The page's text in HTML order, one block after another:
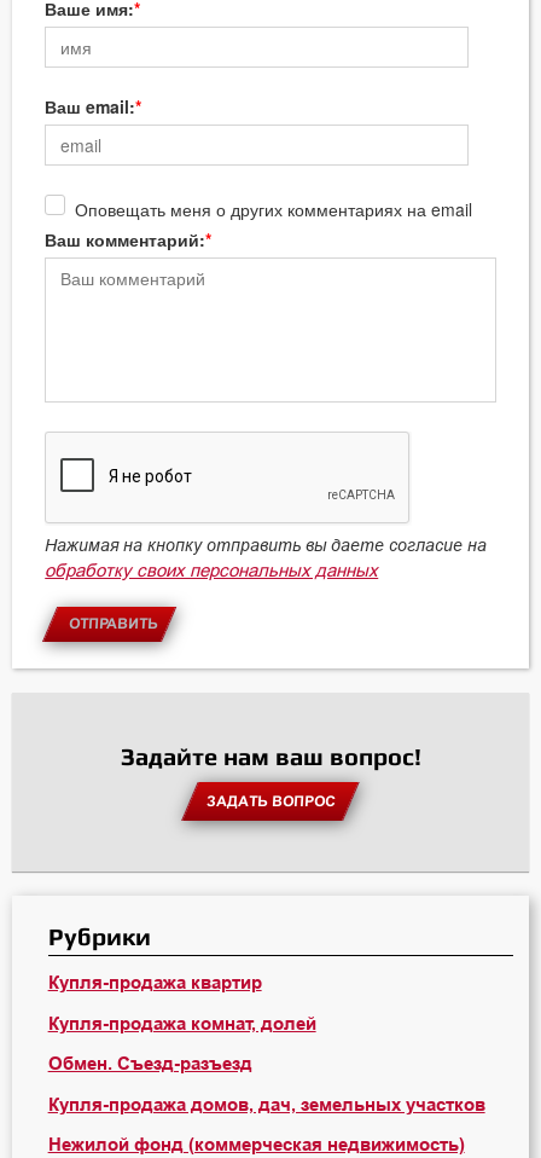
Ваше имя:
Ваш email:
Оповещать меня о других комментариях на email
Ваш комментарий:
Нажимая на кнопку отправить вы даете согласие на
обработку своих персональных данных
ОТПРАВИТЬ
Задайте нам ваш вопрос!
ЗАДАТЬ ВОПРОС
Рубрики
Купля-продажа квартир
Купля-продажа комнат, долей
Обмен. Съезд-разъезд
Купля-продажа домов, дач, земельных участков
Нежилой фонд (коммерческая недвижимость)